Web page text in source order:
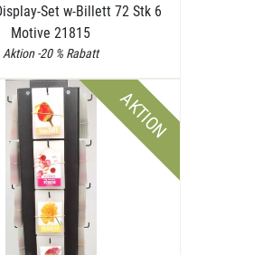
Set w-Billett 72 Stk 6
Motive 21815
Aktion -20 % Rabatt
AKTION